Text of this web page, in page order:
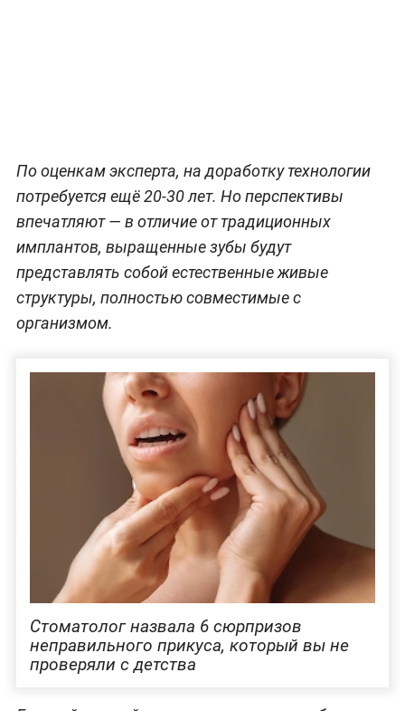
По оценкам эксперта, на доработку технологии
потребуется ещё 20-30 лет. Но перспективы
впечатляют — в отличие от традиционных
имплантов, выращенные зубы будут
представлять собой естественные живые
структуры, полностью совместимые с
организмом.
Стоматолог назвала 6 сюрпризов
неправильного прикуса, который вы не
проверяли с детства